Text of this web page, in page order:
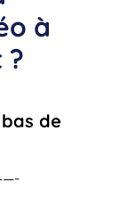
à
?
de